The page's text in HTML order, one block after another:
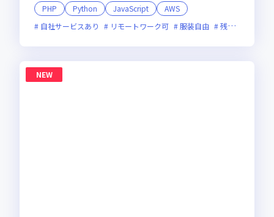
PHP
Python JavaScript
AWS
自社サービスあり
リモートワーク可 服装自由 残業月20時間未満
NEW